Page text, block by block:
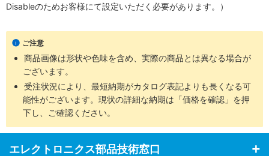
Disableのためお客様にて設定いただく必要があります。）
ご注意
商品画像は形状や色味を含め、実際の商品とは異なる場合が
ございます。
受注状況により、最短納期がカタログ表記よりも長くなる可
能性がございます。現状の詳細な納期は「価格を確認」を押
下し、ご確認ください。
エレクトロニクス部品技術窓口